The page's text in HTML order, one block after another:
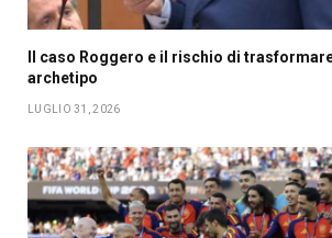
Il caso Roggero e il rischio di
archetipo
LUGLIO 31, 2026